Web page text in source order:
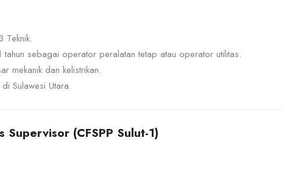
Teknik.
tahun sebagai operator peralatan tetap atau operator utilitas.
mekanik dan kelistrikan.
Sulawesi Utara.
(CFSPP Sulut-1)